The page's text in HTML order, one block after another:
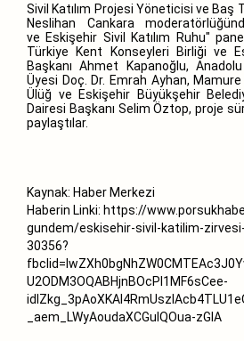
Sivil Katılım Projesi Yöneticisi ve Baş
Neslihan Cankara
ve Eskişehir Sivil Katılım Ruhu"
Türkiye Kent Konseyleri Birliği ve
Başkanı Ahmet Kapanoğlu,
Üyesi Doç. Dr. Emrah Ayhan,
Ülüğ ve Eskişehir Büyükşehir
Dairesi Başkanı Selim Öztop, proje
paylaştılar.
Kaynak: Haber Merkezi
Haberin Linki: https://
gundem/eskisehir-sivil-katilim-
30356?
U2ODM3OQABHjnBOcPl1MF6sCee-
_aem_LWyAoudaXCGuIQOua-zGIA